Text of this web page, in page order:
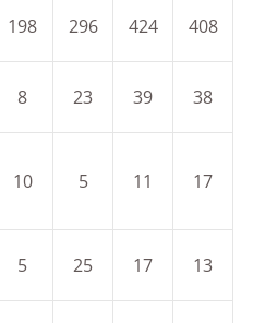
198 296 424 408
8 23 39 38
10 5 11 17
5 25 17 13